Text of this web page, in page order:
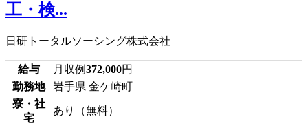
工・検...
日研トータルソーシング株式会社
給与 月収例372,000円
勤務地
岩手県 金ケ崎町
寮・社
宅
あり（無料）